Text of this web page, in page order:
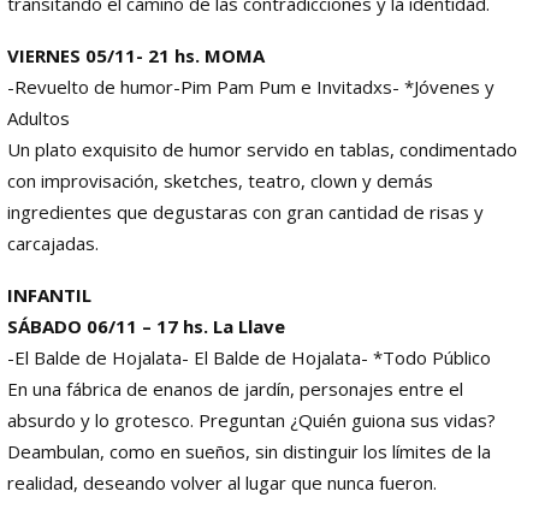
VIERNES 05/11- 21 hs. MOMA
-Revuelto de humor-Pim Pam Pum e Invitadxs- *Jóvenes y
Adultos
Un plato exquisito de humor servido en tablas, condimentado
con improvisación, sketches, teatro, clown y demás
ingredientes que degustaras con gran cantidad de risas y
carcajadas.
INFANTIL
SÁBADO 06/11 – 17 hs. La Llave
-El Balde de Hojalata- El Balde de Hojalata- *Todo Público
En una fábrica de enanos de jardín, personajes entre el
absurdo y lo grotesco. Preguntan ¿Quién guiona sus vidas?
Deambulan, como en sueños, sin distinguir los límites de la
realidad, deseando volver al lugar que nunca fueron.